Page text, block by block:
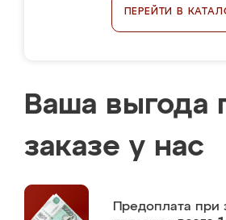
ПЕРЕЙТИ В
Ваша выгода
заказе у нас
Предоплата при